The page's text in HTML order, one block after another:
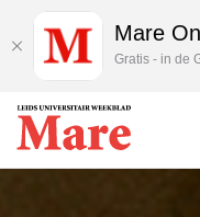
Mare
Gratis - in de